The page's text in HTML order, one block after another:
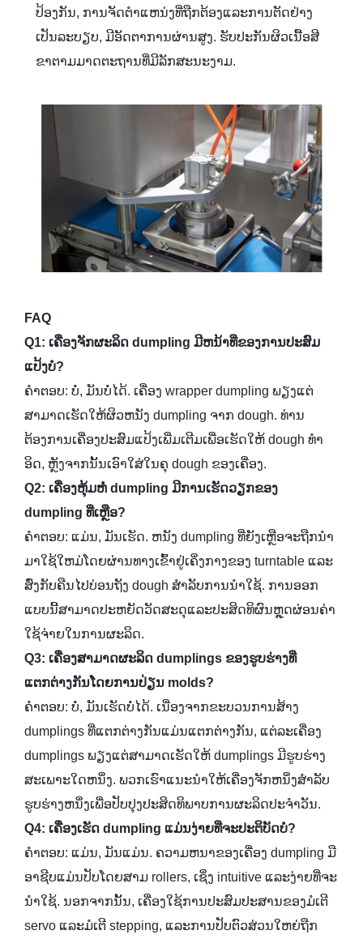
ປ້ອງກັນ, ການຈັດຕໍາແຫນ່ງທີ່ຖືກຕ້ອງແລະການຕັດຢ່າງ
ເປັນລະບຽບ, ມີອັດຕາການຜ່ານສູງ. ຮັບປະກັນຜິວເນື້ອສີ
ຂາຕາມມາດຕະຖານທີ່ມີລັກສະນະງາມ.
FAQ
Q1: ເຄື່ອງຈັກຜະລິດ dumpling ມີຫນ້າທີ່ຂອງການປະສົມ
ແປ້ງບໍ?
ຄໍາຕອບ: ບໍ່, ມັນບໍ່ໄດ້. ເຄື່ອງ wrapper dumpling ພຽງແຕ່
ສາມາດເຮັດໃຫ້ຜິວຫນັງ dumpling ຈາກ dough. ທ່ານ
ຕ້ອງການເຄື່ອງປະສົມແປ້ງເພີ່ມເຕີມເພື່ອເຮັດໃຫ້ dough ທໍາ
ອິດ, ຫຼັງຈາກນັ້ນເອົາໃສ່ໃນຄຸ dough ຂອງເຄື່ອງ.
Q2: ເຄື່ອງຫຸ້ມຫໍ່ dumpling ມີການເຮັດວຽກຂອງ
dumpling ທີ່ເຫຼືອ?
ຄໍາຕອບ: ແມ່ນ, ມັນເຮັດ. ຫນັງ dumpling ທີ່ຍັງເຫຼືອຈະຖືກນໍາ
ມາໃຊ້ໃຫມ່ໂດຍຜ່ານທາງເຂົ້າຢູ່ເຄິ່ງກາງຂອງ turntable ແລະ
ສົ່ງກັບຄືນໄປບ່ອນຖັງ dough ສໍາລັບການນໍາໃຊ້. ການອອກ
ແບບນີ້ສາມາດປະຫຍັດວັດສະດຸແລະປະສິດທິຜົນຫຼຸດຜ່ອນຄ່າ
ໃຊ້ຈ່າຍໃນການຜະລິດ.
Q3: ເຄື່ອງສາມາດຜະລິດ dumplings ຂອງຮູບຮ່າງທີ່
ແຕກຕ່າງກັນໂດຍການປ່ຽນ molds?
ຄໍາຕອບ: ບໍ່, ມັນເຮັດບໍ່ໄດ້. ເນື່ອງຈາກຂະບວນການສ້າງ
dumplings ທີ່ແຕກຕ່າງກັນແມ່ນແຕກຕ່າງກັນ, ແຕ່ລະເຄື່ອງ
dumplings ພຽງແຕ່ສາມາດເຮັດໃຫ້ dumplings ມີຮູບຮ່າງ
ສະເພາະໃດຫນຶ່ງ. ພວກເຮົາແນະນໍາໃຫ້ເຄື່ອງຈັກຫນຶ່ງສໍາລັບ
ຮູບຮ່າງຫນຶ່ງເພື່ອປັບປຸງປະສິດທິພາບການຜະລິດປະຈໍາວັນ.
Q4: ເຄື່ອງເຮັດ dumpling ແມ່ນງ່າຍທີ່ຈະປະຕິບັດບໍ?
ຄໍາຕອບ: ແມ່ນ, ມັນແມ່ນ. ຄວາມຫນາຂອງເຄື່ອງ dumpling ມື
ອາຊີບແມ່ນປັບໂດຍສາມ rollers, ເຊິ່ງ intuitive ແລະງ່າຍທີ່ຈະ
ນໍາໃຊ້. ນອກຈາກນັ້ນ, ເຄື່ອງໃຊ້ການປະສົມປະສານຂອງມໍເຕີ
servo ແລະມໍເຕີ stepping, ແລະການປັບຕົວສ່ວນໃຫຍ່ຖືກ